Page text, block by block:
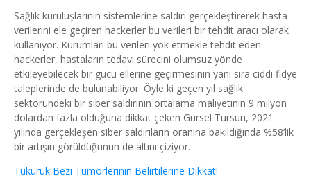
Sağlık kuruluşlarının sistemlerine saldırı gerçekleştirerek hasta
verilerini ele geçiren hackerler bu verileri bir tehdit aracı olarak
kullanıyor. Kurumları bu verileri yok etmekle tehdit eden
hackerler, hastaların tedavi sürecini olumsuz yönde
etkileyebilecek bir gücü ellerine geçirmesinin yanı sıra ciddi fidye
taleplerinde de bulunabiliyor. Öyle ki geçen yıl sağlık
sektöründeki bir siber saldırının ortalama maliyetinin 9 milyon
dolardan fazla olduğuna dikkat çeken Gürsel Tursun, 2021
yılında gerçekleşen siber saldırıların oranına bakıldığında %58’lik
bir artışın görüldüğünün de altını çiziyor.
Tükürük Bezi Tümörlerinin Belirtilerine Dikkat!